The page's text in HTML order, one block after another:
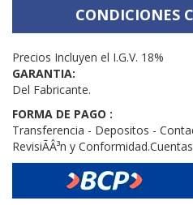
CONDICIONES
Precios Incluyen el I.G.V. 18%
GARANTIA:
Del Fabricante.
FORMA DE PAGO :
Transferencia - Depositos -
RevisiÃÂ³n y